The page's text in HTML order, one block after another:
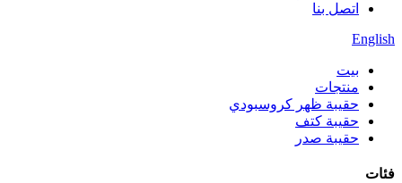
اتصل بنا
English
بيت
منتجات
حقيبة ظهر كروسبودي
حقيبة كتف
حقيبة صدر
فئات